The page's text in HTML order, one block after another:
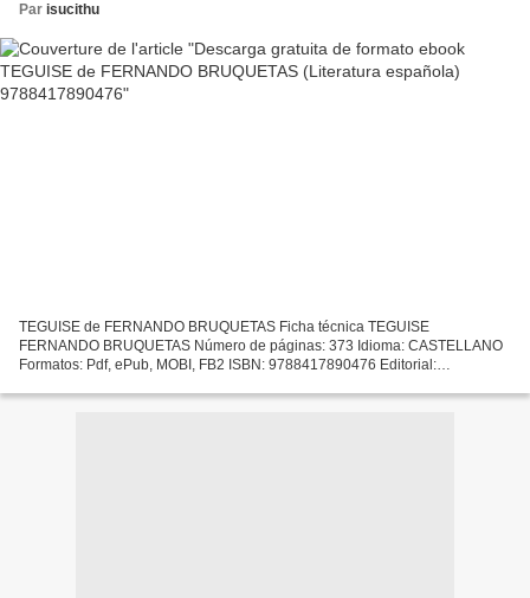
Par isucithu
TEGUISE de FERNANDO BRUQUETAS Ficha técnica TEGUISE
FERNANDO BRUQUETAS Número de páginas: 373 Idioma: CASTELLANO
Formatos: Pdf, ePub, MOBI, FB2 ISBN: 9788417890476 Editorial:
Descarga gratuita...